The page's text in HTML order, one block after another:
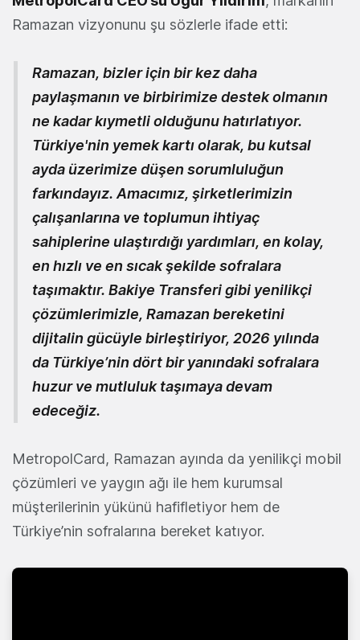
Ramazan vizyonunu şu sözlerle ifade etti:
Ramazan, bizler için bir kez daha
paylaşmanın ve birbirimize destek olmanın
ne kadar kıymetli olduğunu hatırlatıyor.
Türkiye'nin yemek kartı olarak, bu kutsal
ayda üzerimize düşen sorumluluğun
farkındayız. Amacımız, şirketlerimizin
çalışanlarına ve toplumun ihtiyaç
sahiplerine ulaştırdığı yardımları, en kolay,
en hızlı ve en sıcak şekilde sofralara
taşımaktır. Bakiye Transferi gibi yenilikçi
çözümlerimizle, Ramazan bereketini
dijitalin gücüyle birleştiriyor, 2026 yılında
da Türkiye’nin dört bir yanındaki sofralara
huzur ve mutluluk taşımaya devam
edeceğiz.
MetropolCard, Ramazan ayında da yenilikçi mobil
çözümleri ve yaygın ağı ile hem kurumsal
müşterilerinin yükünü hafifletiyor hem de
Türkiye’nin sofralarına bereket katıyor.